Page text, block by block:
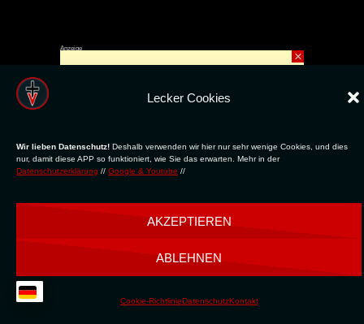
Lecker Cookies
Wir lieben Datenschutz! Deshalb verwenden wir hier nur sehr wenige Cookies, und dies
nur, damit diese APP so funktioniert, wie Sie das erwarten. Mehr in der
Datenschutzerklärung // Google & Youtube //
AKZEPTIEREN
ABLEHNEN
Cookie-RichtlinieDatenschutzKontakt
Anzeige
×